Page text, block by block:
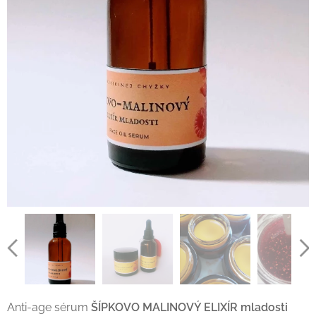
Anti-age sérum ŠÍPKOVO MALINOVÝ ELIXÍR mladosti